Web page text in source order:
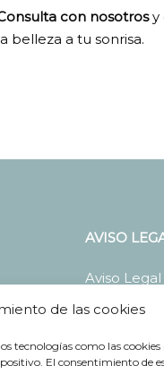
de las cookies
tecnologías como las cookies
El consentimiento de
con nosotrosy
belleza a tu sonrisa.
AVISO
Aviso Legal
Política de